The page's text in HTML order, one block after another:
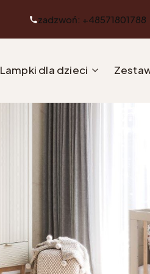
zadzwoń: +48571801788
Lampki dla dzieci